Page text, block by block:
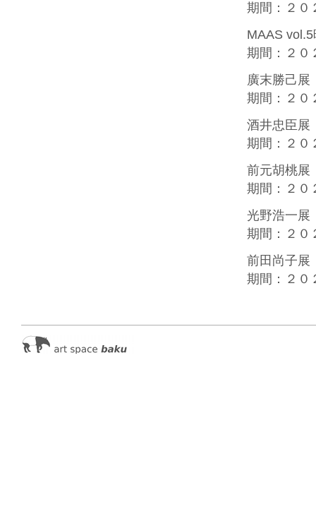
期間：２０
MAAS
期間：２０
廣末勝己展
期間：２０
酒井忠臣展
期間：２０
前元胡桃展
期間：２０
光野浩一展
期間：２０
前田尚子展
期間：２０